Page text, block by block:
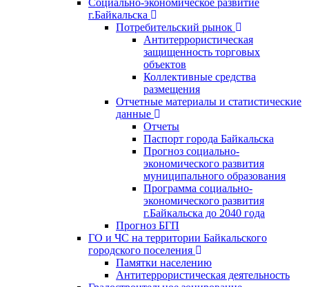
г.Байкальска
Потребительский рынок
Антитеррористическая
защищенность торговых
объектов
Коллективные средства
размещения
Отчетные материалы и статистические
данные
Отчеты
Паспорт города Байкальска
Прогноз социально-
экономического развития
муниципального образования
Программа социально-
экономического развития
г.Байкальска до 2040 года
Прогноз БГП
ГО и ЧС на территории Байкальского
городского поселения
Памятки населению
Антитеррористическая деятельность